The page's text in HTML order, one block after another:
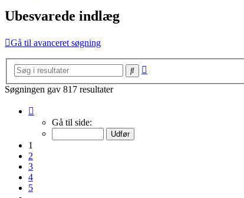
Ubesvarede indlæg
Gå til avanceret søgning
Søg
Søgningen gav 817 resultater
Gå til side:
1
2
3
4
5